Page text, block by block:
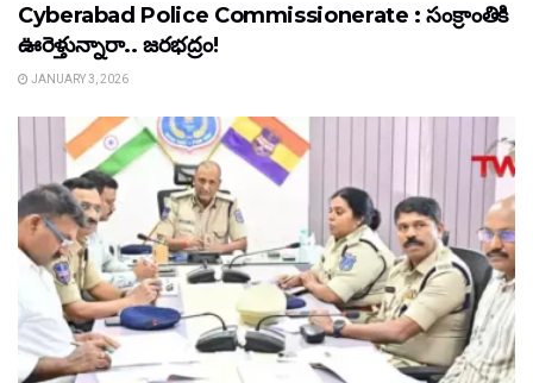
Cyberabad Police Commissionerate : సంక్రాంతికి
ఊరెళ్తున్నారా.. జరభద్రం!
JANUARY 3, 2026